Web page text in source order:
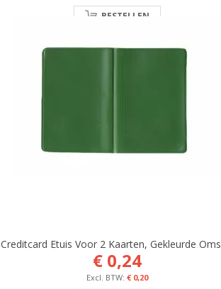
BESTELLEN
Creditcard Etuis Voor 2 Kaarten, Gekleurde
€ 0,24
€ 0,20